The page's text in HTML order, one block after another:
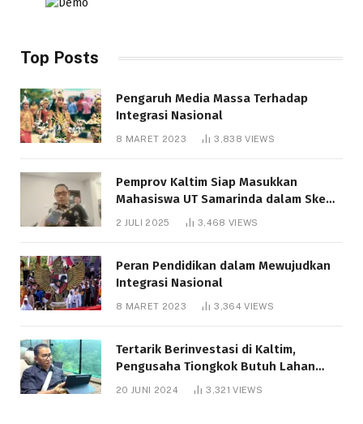
Top Posts
Pengaruh Media Massa Terhadap
Integrasi Nasional
8 MARET 2023 3,838VIEWS
Pemprov Kaltim Siap Masukkan
Mahasiswa UT Samarinda dalam Skema
Bantuan Pendidikan Gratispol
2 JULI 2025 3,468 VIEWS
Peran Pendidikan dalam Mewujudkan
Integrasi Nasional
8 MARET 2023 3,364VIEWS
Tertarik Berinvestasi di Kaltim,
Pengusaha Tiongkok Butuh Lahan
1.000 Hektare
20 JUNI 2024 3,321VIEWS